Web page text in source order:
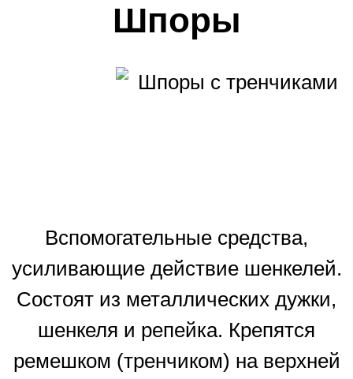
Шпоры
Вспомогательные средства,
усиливающие действие шенкелей.
Состоят из металлических дужки,
шенкеля и репейка. Крепятся
ремешком (тренчиком) на верхней